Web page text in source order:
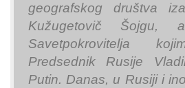
geografskog društva
Kužugetovič Šojgu,
Savetpokrovitelja
Predsednik Rusije
Putin. Danas, u Rusiji i